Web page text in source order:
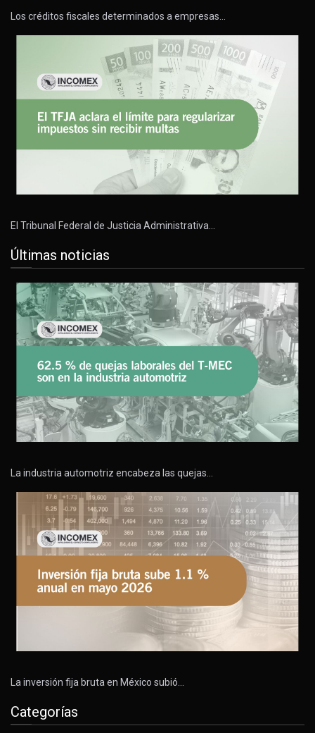
Los créditos fiscales determinados a empresas…
El Tribunal Federal de Justicia Administrativa…
Últimas noticias
La industria automotriz encabeza las quejas…
La inversión fija bruta en México subió…
Categorías